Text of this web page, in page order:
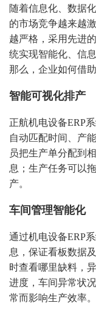
随着信息化、数据
的市场竞争越来越
越严格，采用先进
统实现智能化、信
那么，企业如何借
智能可视化排产
正航机电设备ERP
自动匹配时间、产
员把生产单分配到
息；生产任务可以
产。
车间管理智能化
通过机电设备ERP
息，保证看板数据
时查看哪里缺料，
进度，车间异常状
常而影响生产效率。